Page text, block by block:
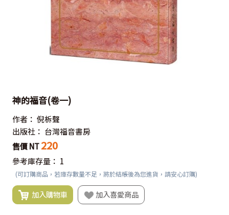
神的福音(卷一)
作者： 倪柝聲
出版社： 台灣福音書房
售價 NT 220
參考庫存量： 1
(可訂購商品，若庫存數量不足，將於結帳後為您進貨，請安心訂購)
加入購物車 加入喜愛商品